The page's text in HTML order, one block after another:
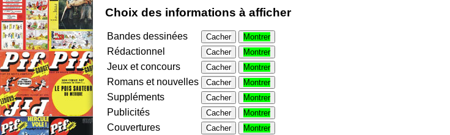
Choix des informations à afficher
Bandes dessinées Cacher Montrer
Rédactionnel Cacher Montrer
Jeux et concours Cacher Montrer
Romans et nouvelles Cacher Montrer
Suppléments Cacher Montrer
Publicités Cacher Montrer
Couvertures Cacher Montrer